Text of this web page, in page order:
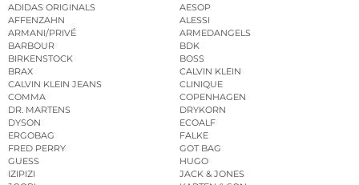
ADIDAS ORIGINALS
AESOP
AFFENZAHN
ALESSI
ARMANI/PRIVÉ
ARMEDANGELS
BARBOUR
BDK
BIRKENSTOCK
BOSS
BRAX
CALVIN KLEIN
CALVIN KLEIN JEANS
CLINIQUE
COMMA
COPENHAGEN
DR. MARTENS
DRYKORN
DYSON
ECOALF
ERGOBAG
FALKE
FRED PERRY
GOT BAG
GUESS
HUGO
IZIPIZI
JACK & JONES